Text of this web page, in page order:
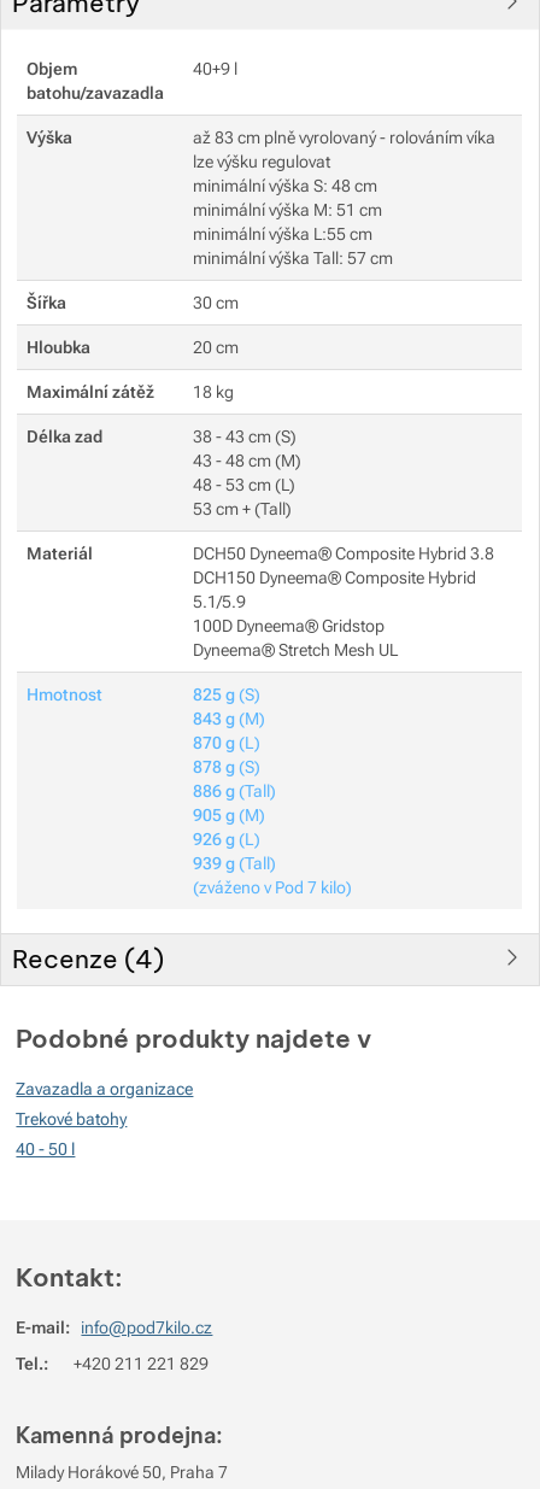
Objem
batohu/zavazadla
40+9 l
Výška
až 83 cm plně vyrolovaný - rolováním víka
lze výšku regulovat
minimální výška S: 48 cm
minimální výška M: 51 cm
minimální výška L:55 cm
minimální výška Tall: 57 cm
Šířka 30 cm
Hloubka 20 cm
Maximální zátěž 18 kg
Délka zad
38 - 43 cm (S)
43 - 48 cm (M)
48 - 53 cm (L)
53 cm + (Tall)
Materiál
DCH50 Dyneema® Composite Hybrid 3.8
DCH150 Dyneema® Composite Hybrid
5.1/5.9
100D Dyneema® Gridstop
Dyneema® Stretch Mesh UL
Hmotnost 825 g (S)
843 g (M)
870 g (L)
878 g (S)
886 g (Tall)
905 g (M)
926 g (L)
939 g (Tall)
(zváženo v Pod 7 kilo)
Recenze (4)
90%
14.285714285714%
Recenzí s hodnocením
14.285714285714%
Recenzí s hodnocením
0%
Pro vkládání recenzí je nutné se přihlásit.
Podobné produkty najdete v
Zavazadla a organizace
Trekové batohy
40 - 50 l
Kontakt:
E-mail:
info@pod7kilo.cz
Tel.: +420 211 221 829
Kamenná prodejna:
Milady Horákové 50, Praha 7